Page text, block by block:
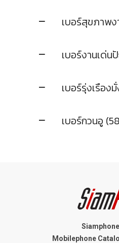
เบอร์สุขภาพง
เบอร์งานเด่
เบอร์รุ่งเรือง
เบอร์กวนอู
Mobilephone